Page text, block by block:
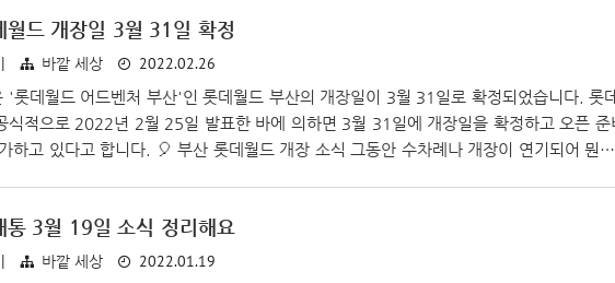
월드 개장일 3월 31일 확정
바깥 세상 2022.02.26
'롯데월드 어드벤처 부산'인 롯데월드 부산의 개장일이 3월 31일로 확정되었습니다. 롯데
식적으로 2022년 2월 25일 발표한 바에 의하면 3월 31일에 개장일을 확정하고 오픈 준
하고 있다고 합니다. 🎈 부산 롯데월드 개장 소식 그동안 수차례나 개장이 연기되어 뭔가
믹 사태로 제대로 가지도 못했겠지만요. 개장 연기 사유 역시 코로나 때문이기는 했습니다.
입되는 놀이기구와 놀이기구 설치 감독의 입국 일정이 지연되는게 큰 사유였거든요. 놀이
통 3월 19일 소식 정리해요
바깥 세상 2022.01.19